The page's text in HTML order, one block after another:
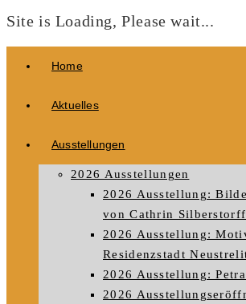
Site is Loading, Please wait...
Home
Aktuelles
Ausstellungen
2026 Ausstellungen
2026 Ausstellung:
von Cathrin Silberstorff
2026 Ausstellung:
Residenzstadt
2026 Ausstellung:
2026